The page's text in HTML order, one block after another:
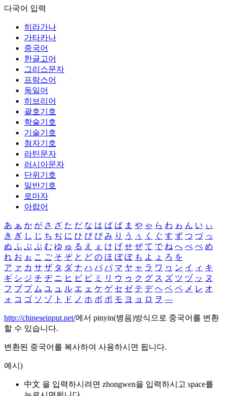
다국어 입력
히라가나
가타카나
중국어
한글고어
그리스문자
프랑스어
독일어
히브리어
괄호기호
학술기호
기술기호
첨자기호
라틴문자
러시아문자
단위기호
일반기호
로마자
아랍어
あ ぁ か が さ ざ た だ な は ば ぱ ま や ゃ ら わ ゎ ん い ぃ
き ぎ し じ ち ぢ に ひ び ぴ み り う ぅ く ぐ す ず つ づ っ
ぬ ふ ぶ ぷ む ゆ ゅ る え ぇ け げ せ ぜ て で ね へ べ ぺ め
れ お ぉ こ ご そ ぞ と ど の ほ ぼ ぽ も よ ょ ろ を
ア ァ カ サ ザ タ ダ ナ ハ バ パ マ ヤ ャ ラ ワ ヮ ン イ ィ キ
ギ シ ジ チ ヂ ニ ヒ ビ ピ ミ リ ウ ゥ ク グ ス ズ ツ ヅ ッ ヌ
フ ブ プ ム ユ ュ ル エ ェ ケ ゲ セ ゼ テ デ ヘ ベ ペ メ レ オ
ォ コ ゴ ソ ゾ ト ド ノ ホ ボ ポ モ ヨ ョ ロ ヲ ―
http://chineseinput.net/에서 pinyin(병음)방식으로 중국어를 변환
할 수 있습니다.
변환된 중국어를 복사하여 사용하시면 됩니다.
예시)
中文 을 입력하시려면 zhongwen을 입력하시고 space를